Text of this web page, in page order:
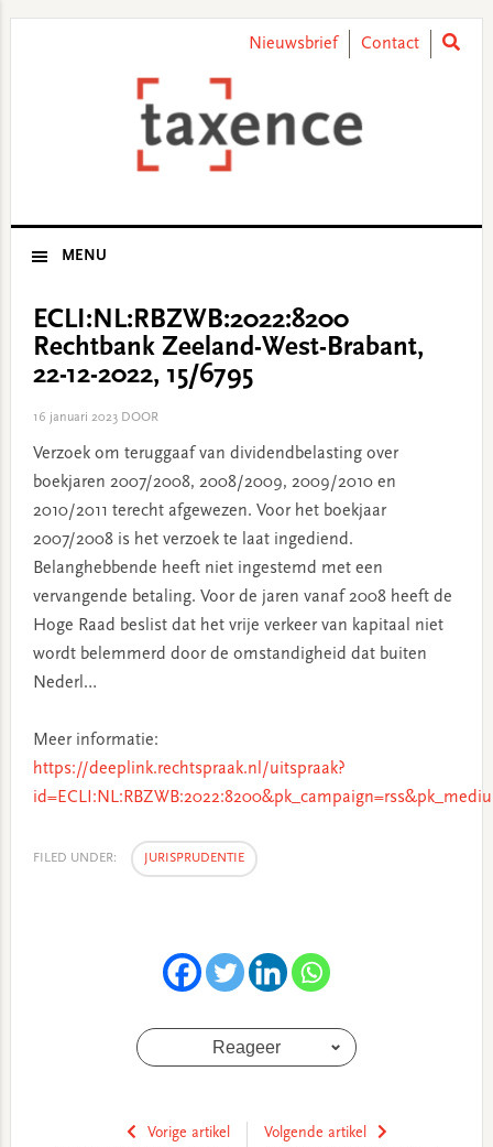
Nieuwsbrief Contact
MENU
ECLI:NL:RBZWB:2022:8200
Rechtbank Zeeland-West-Brabant,
22-12-2022, 15/6795
16 januari 2023DOOR
Verzoek om teruggaaf van dividendbelasting over
boekjaren 2007/2008, 2008/2009, 2009/2010 en
2010/2011 terecht afgewezen. Voor het boekjaar
2007/2008 is het verzoek te laat ingediend.
Belanghebbende heeft niet ingestemd met een
vervangende betaling. Voor de jaren vanaf 2008 heeft de
Hoge Raad beslist dat het vrije verkeer van kapitaal niet
wordt belemmerd door de omstandigheid dat buiten
Nederl…
Meer informatie:
https://deeplink.rechtspraak.nl/uitspraak?
FILED UNDER: JURISPRUDENTIE
Reageer
Vorige artikel
Volgende artikel